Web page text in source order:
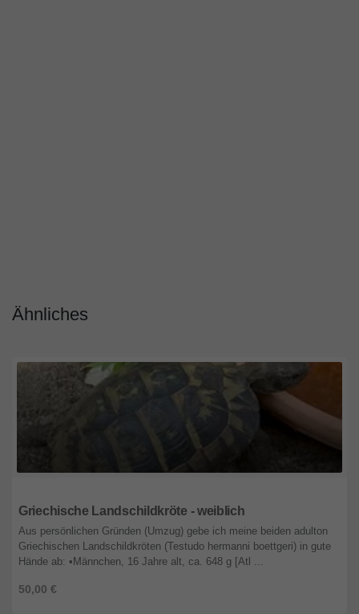
Ähnliches
Griechische Landschildkröte - weiblich
50,00 €
Aus persönlichen Gründen (Umzug) gebe ich meine beiden adulton
Griechischen Landschildkröten (Testudo hermanni boettgeri) in gute
Hände ab: •Männchen, 16 Jahre alt, ca. 648 g [Atl ...